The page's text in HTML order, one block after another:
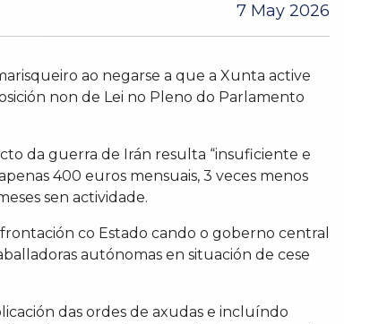
7 May 2026
ao negarse a que a Xunta active
non de Lei no Pleno do Parlamento
da guerra de Irán resulta “insuficiente e
400 euros mensuais, 3 veces menos
sen actividade.
co Estado cando o goberno central
autónomas en situación de cese
das ordes de axudas e incluíndo